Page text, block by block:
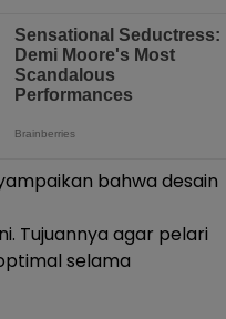
bahwa desain
Tujuannya agar pelari
selama